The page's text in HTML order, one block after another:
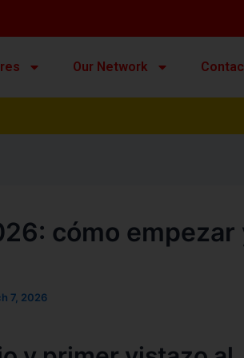
Our Network
cómo empezar
7, 2026